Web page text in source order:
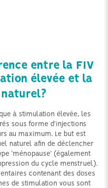
entre la FIV
élevée et la
naturel?
à stimulation élevée, les
sous forme d'injections
au maximum. Le but est
naturel afin de déclencher
'ménopause' (également
du cycle menstruel).
contenant des doses
de stimulation vous sont